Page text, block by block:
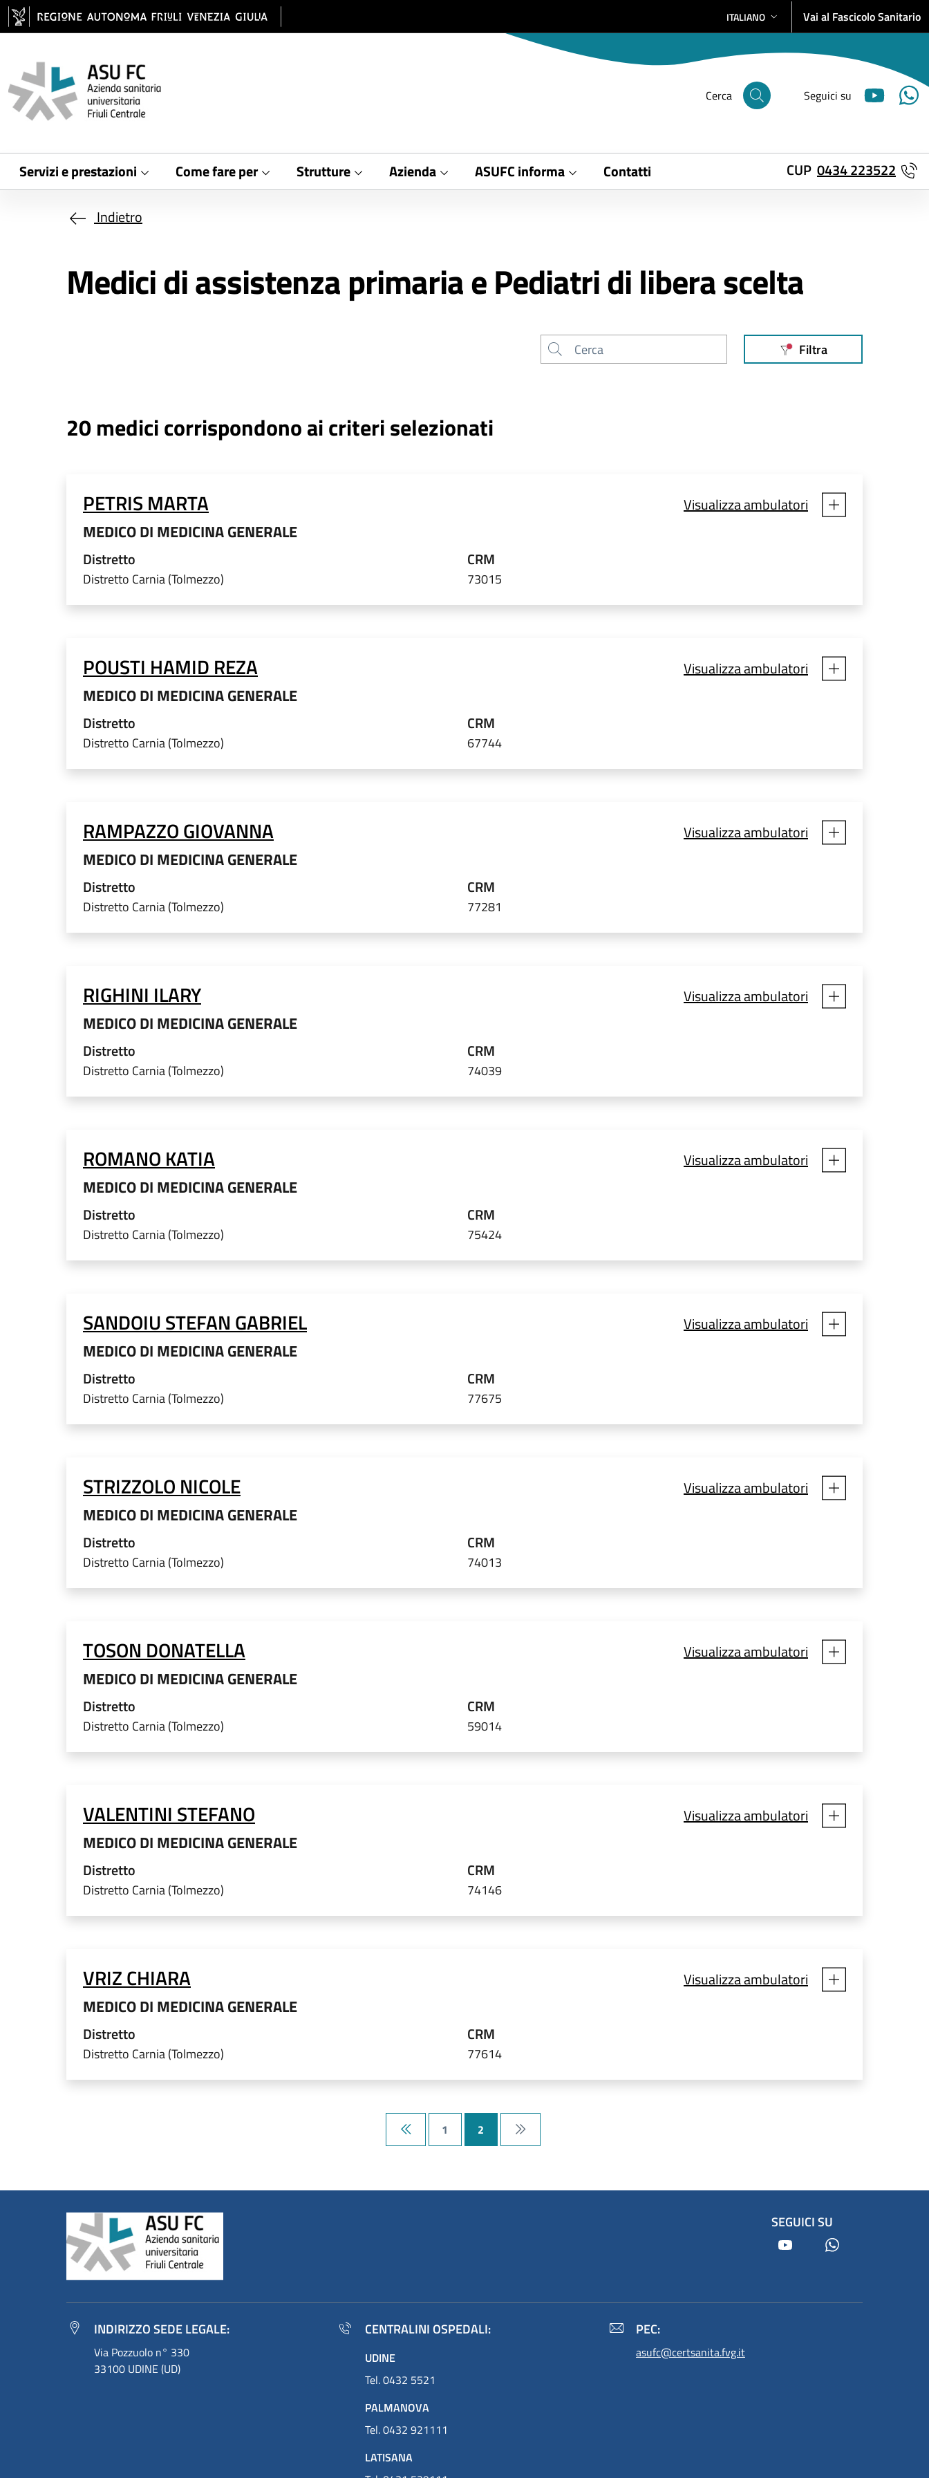
Salta al contenuto principale
SELEZIONE LINGUA: LINGUA SELEZIONATA
ITALIANO Vai al Fascicolo Sanitario
Cerca Seguici su
Servizi e prestazioni Come fare per Strutture Azienda ASUFC informa Contatti CUP 0434 223522
Indietro
Medici di assistenza primaria e Pediatri di libera scelta
Cerca
Filtri applicati
Filtra
20medici corrispondono ai criteri selezionati
PETRIS MARTA Visualizza ambulatori
MEDICO DI MEDICINA GENERALE
Distretto
Distretto Carnia (Tolmezzo)
CRM
73015
POUSTI HAMID REZA Visualizza ambulatori
MEDICO DI MEDICINA GENERALE
Distretto
Distretto Carnia (Tolmezzo)
CRM
67744
RAMPAZZO GIOVANNA Visualizza ambulatori
MEDICO DI MEDICINA GENERALE
Distretto
Distretto Carnia (Tolmezzo)
CRM
77281
RIGHINI ILARY Visualizza ambulatori
MEDICO DI MEDICINA GENERALE
Distretto
Distretto Carnia (Tolmezzo)
CRM
74039
ROMANO KATIA Visualizza ambulatori
MEDICO DI MEDICINA GENERALE
Distretto
Distretto Carnia (Tolmezzo)
CRM
75424
SANDOIU STEFAN GABRIEL Visualizza ambulatori
MEDICO DI MEDICINA GENERALE
Distretto
Distretto Carnia (Tolmezzo)
CRM
77675
STRIZZOLO NICOLE Visualizza ambulatori
MEDICO DI MEDICINA GENERALE
Distretto
Distretto Carnia (Tolmezzo)
CRM
74013
TOSON DONATELLA Visualizza ambulatori
MEDICO DI MEDICINA GENERALE
Distretto
Distretto Carnia (Tolmezzo)
CRM
59014
VALENTINI STEFANO Visualizza ambulatori
MEDICO DI MEDICINA GENERALE
Distretto
Distretto Carnia (Tolmezzo)
CRM
74146
VRIZ CHIARA Visualizza ambulatori
MEDICO DI MEDICINA GENERALE
Distretto
Distretto Carnia (Tolmezzo)
CRM
77614
Prima pagina
1 2
Ultima pagina
SEGUICI SU
Youtube
INDIRIZZO SEDE LEGALE:
Via Pozzuolo n° 330
33100 UDINE (UD)
CENTRALINI OSPEDALI:
UDINE
Tel. 0432 5521
PALMANOVA
Tel. 0432 921111
LATISANA
PEC:
asufc@certsanita.fvg.it